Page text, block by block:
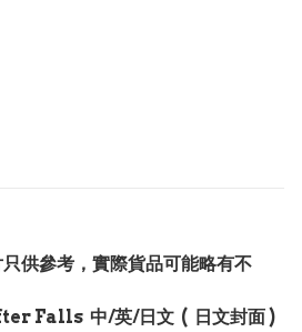
供參考，實際貨品可能略有不
Falls 中/英/日文 ( 日文封面 )